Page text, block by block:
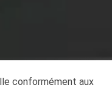
conformément aux